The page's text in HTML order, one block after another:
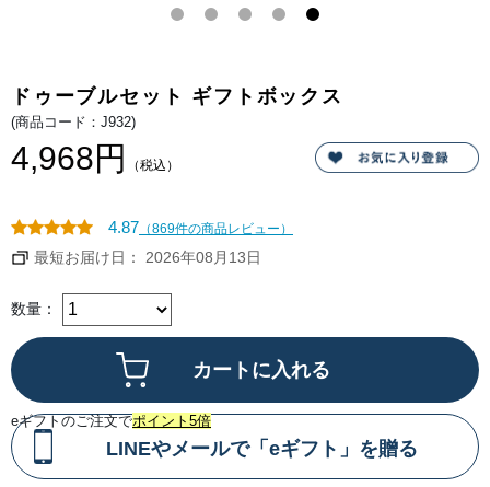
ぺた
が落
ちる
ほど
美味
しい
チー
キ。
しっ
とし
感じ
るベ
ドチ
ミル
ク感
が引
つレ
アチ
ドゥーブルセット ギフトボックス
(商品コード：J932)
4,968円 （税込）
4.87 （869件の商品レビュー）
最短お届け日： 2026年08月13日
数量：
eギフトのご注文でポイント5倍
LINEやメールで「eギフト」を贈る